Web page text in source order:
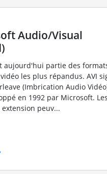
Audio/Visual
aujourd'hui partie des
les plus répandus. AVI
(Imbrication Audio
en 1992 par Microsoft.
peuv...